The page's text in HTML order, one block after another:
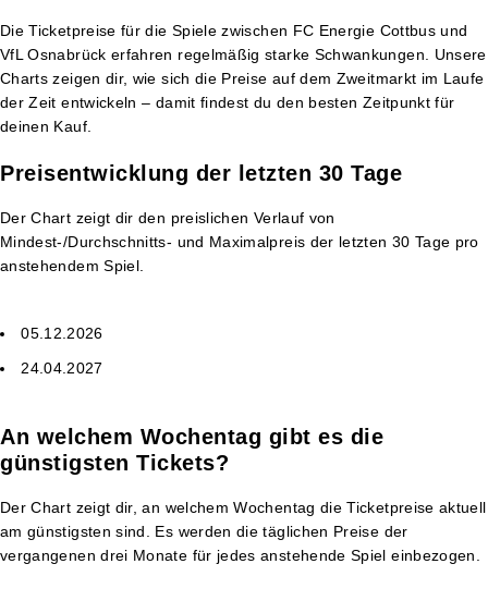
Die Ticketpreise für die Spiele zwischen FC Energie Cottbus und
VfL Osnabrück erfahren regelmäßig starke Schwankungen. Unsere
Charts zeigen dir, wie sich die Preise auf dem Zweitmarkt im Laufe
der Zeit entwickeln – damit findest du den besten Zeitpunkt für
deinen Kauf.
Preisentwicklung der letzten 30 Tage
Der Chart zeigt dir den preislichen Verlauf von
Mindest-/Durchschnitts- und Maximalpreis der letzten 30 Tage pro
anstehendem Spiel.
05.12.2026
24.04.2027
An welchem Wochentag gibt es die
günstigsten Tickets?
Der Chart zeigt dir, an welchem Wochentag die Ticketpreise aktuell
am günstigsten sind. Es werden die täglichen Preise der
vergangenen drei Monate für jedes anstehende Spiel einbezogen.